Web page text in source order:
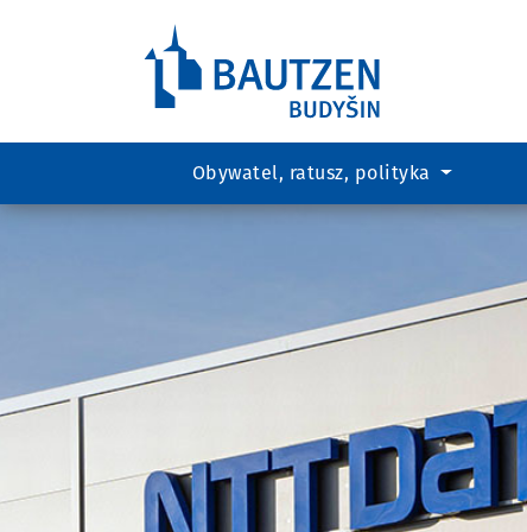
Hauptregion
Obywatel, ratusz, polityka